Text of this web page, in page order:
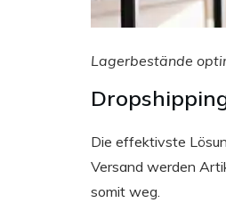
Lagerbestände
Die effektivste
Versand werden
somit weg.